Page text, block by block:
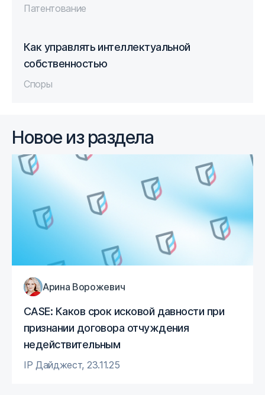
Патентование
Споры
Как управлять интеллектуальной
собственностью
Новое из раздела
CASE: Каков срок исковой давности при
признании договора отчуждения
недействительным
Арина Ворожевич
IP Дайджест, 23.11.25